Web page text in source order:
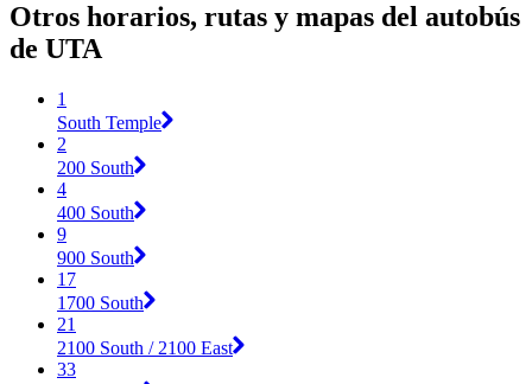
Otros horarios, rutas y mapas del autobús
de UTA
1
South Temple
2
200 South
4
400 South
9
900 South
17
1700 South
21
2100 South / 2100 East
33